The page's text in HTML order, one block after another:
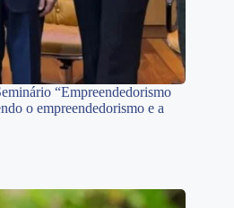
“Empreendedorismo
o empreendedorismo e a